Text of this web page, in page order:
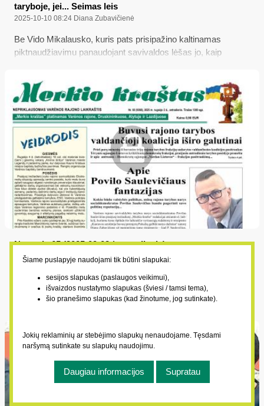
taryboje, jei... Seimas leis
2025-10-10 08:24 Diana Zubavičienė
Be Vido Mikalausko, kuris pats prisipažino kaltinamas
piktnaudžiavimu panaudojant savivaldos lėšas jo, kaip
metu atlieka ikiteisminį tyrimą ir dėl kitų 2019-2023 m.
kadencijos Varėnos rajono savivaldybės tarybos narių galimų
tokių pat nusikalstamų veikų; bet štai Seimas prieš porą
savaičių priėmė vadinamųjų „čekutininkų“ atsakomybę
gerokai švelninančias Baudžiamojo kodekso pataisas (už
kurias balsavo ir Seimo narys Martynas Katelynas), o
Prezidento Gitano Nausėdos jau pareikšto veto toms
pataisoms gali ir nepaisyti...
Numeris 65 (2025-09-02 / antradienis)
2025-09-02
Buvusi rajono tarybos valdančioji koalicija iširo galutinai; Apie
Povilo Saulevičiaus fantazijas; Mokytojų Varėnos rajone
šiemet lyg ir netrūksta; Patvirtino tvarką dėl Sovietų Sąjungos
Šiame puslapyje naudojami tik būtini slapukai:
sesijos slapukas (paslaugos veikimui),
išvaizdos nustatymo slapukas (šviesi / tamsi tema),
šio pranešimo slapukas (kad žinotume, jog sutinkate).
Jokių reklaminių ar stebėjimo slapukų nenaudojame. Tęsdami
naršymą sutinkate su slapukų naudojimu.
Daugiau informacijos Supratau